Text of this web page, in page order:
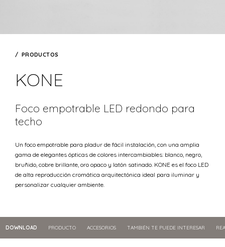
PRODUCTOS
KONE
Foco empotrable LED redondo para
techo
Un foco empotrable para pladur de fácil instalación, con una amplia
gama de elegantes ópticas de colores intercambiables: blanco, negro,
bruñido, cobre brillante, oro opaco y latón satinado. KONE es el foco LED
de alta reproducción cromática arquitectónica ideal para iluminar y
personalizar cualquier ambiente.
DOWNLOAD PRODUCTO ACCESORIOS TAMBIÉN TE PUEDE INTERESAR